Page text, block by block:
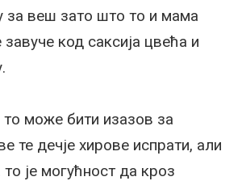
за веш зато што то и мама
код саксија цвећа и
то може бити изазов за
те дечје хирове испрати, али
то је могућност да кроз